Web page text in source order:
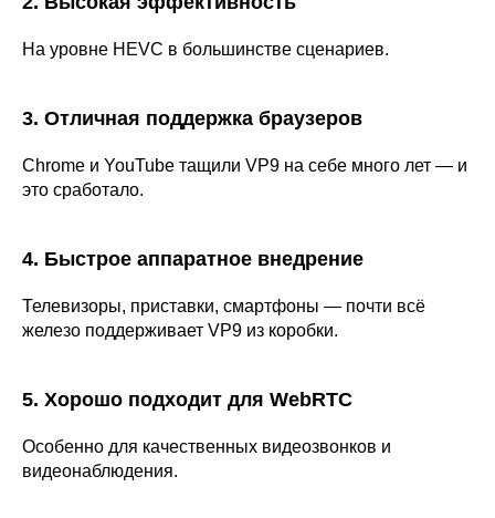
На уровне HEVC в большинстве сценариев.
3. Отличная поддержка браузеров
Chrome и YouTube тащили VP9 на себе много лет — и
это сработало.
4. Быстрое аппаратное внедрение
Телевизоры, приставки, смартфоны — почти всё
железо поддерживает VP9 из коробки.
5. Хорошо подходит для WebRTC
Особенно для качественных видеозвонков и
видеонаблюдения.